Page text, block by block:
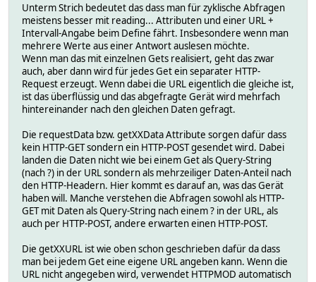
Unterm Strich bedeutet das dass man für zyklische Abfragen
meistens besser mit reading... Attributen und einer URL +
Intervall-Angabe beim Define fährt. Insbesondere wenn man
mehrere Werte aus einer Antwort auslesen möchte.
Wenn man das mit einzelnen Gets realisiert, geht das zwar
auch, aber dann wird für jedes Get ein separater HTTP-
Request erzeugt. Wenn dabei die URL eigentlich die gleiche ist,
ist das überflüssig und das abgefragte Gerät wird mehrfach
hintereinander nach den gleichen Daten gefragt.
Die requestData bzw. getXXData Attribute sorgen dafür dass
kein HTTP-GET sondern ein HTTP-POST gesendet wird. Dabei
landen die Daten nicht wie bei einem Get als Query-String
(nach ?) in der URL sondern als mehrzeiliger Daten-Anteil nach
den HTTP-Headern. Hier kommt es darauf an, was das Gerät
haben will. Manche verstehen die Abfragen sowohl als HTTP-
GET mit Daten als Query-String nach einem ? in der URL, als
auch per HTTP-POST, andere erwarten einen HTTP-POST.
Die getXXURL ist wie oben schon geschrieben dafür da dass
man bei jedem Get eine eigene URL angeben kann. Wenn die
URL nicht angegeben wird, verwendet HTTPMOD automatisch